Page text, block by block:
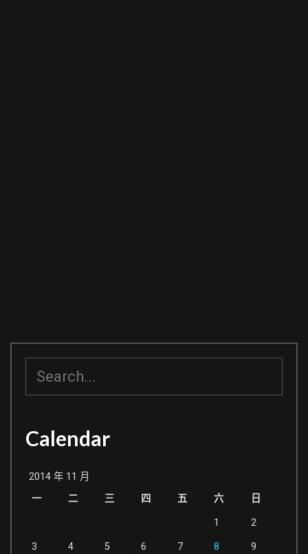
Calendar
2014 年 11 月
一
二 三 四 五 六 日
1 2
3 4 5 6 7 8 9